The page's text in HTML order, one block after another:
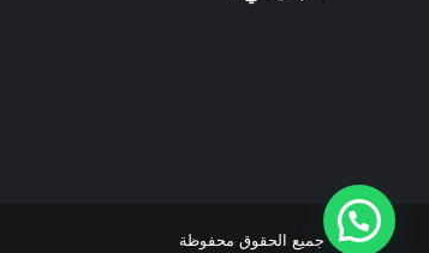
جميع الحقوق محفوظة